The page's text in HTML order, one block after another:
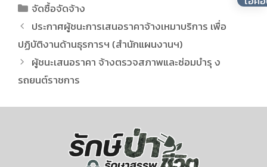
จัดซื้อจัดจ้าง
ประกาศผู้ชนะการเสนอราคาจ้างเหมาบริการ เพื่อ
ปฏิบัติงานด้านธุรการฯ (สำนักแผนงานฯ)
ผู้ชนะเสนอราคา จ้างตรวจสภาพและซ่อมบำรุ ง
รถยนต์ราชการ